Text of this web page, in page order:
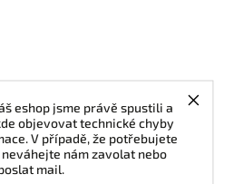
eshop jsme právě spustili a
objevovat technické chyby
V případě, že potřebujete
nám zavolat nebo
mail.